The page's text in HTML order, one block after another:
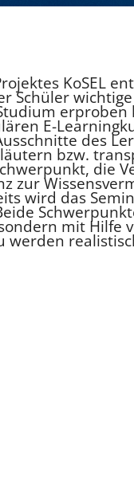
KoSEL
Schüler
erproben
E-
des
bzw.
die
zur
wird das
mit Hilfe
werden